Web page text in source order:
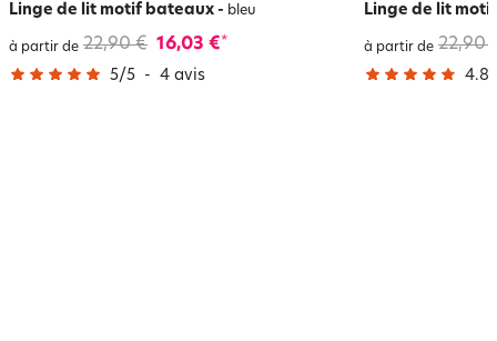
Linge de lit motif bateaux - bleu
à partir de 22,90 € 16,03 €*
5/5 - 4 avis
Linge de lit
à partir de 22,90
4.8